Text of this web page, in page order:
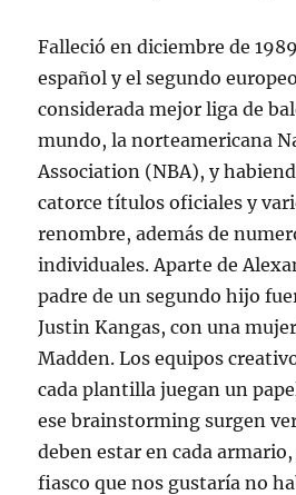
Falleció en diciembre de
español y el segundo
considerada mejor liga de
mundo, la norteamericana
Association (NBA), y
catorce títulos oficiales y
renombre, además de
individuales. Aparte de
padre de un segundo hijo
Justin Kangas, con una
Madden. Los equipos
cada plantilla juegan un
ese brainstorming surgen
deben estar en cada
fiasco que nos gustaría no